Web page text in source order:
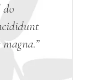
do